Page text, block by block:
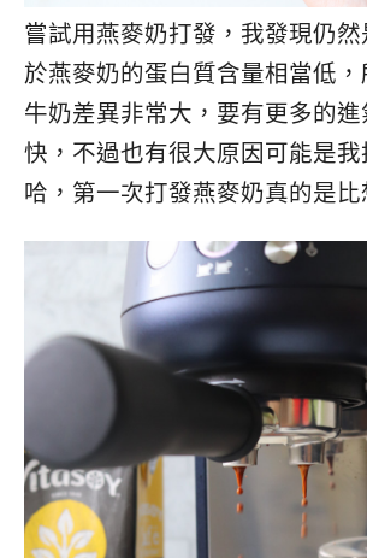
嘗試用燕麥奶打發，我發現仍
於燕麥奶的蛋白質含量相當低
牛奶差異非常大，要有更多的進
快，不過也有很大原因可能是
哈，第一次打發燕麥奶真的是